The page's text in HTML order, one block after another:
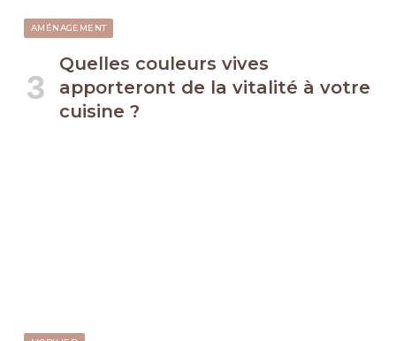
AMÉNAGEMENT
Quelles couleurs vives
apporteront de la vitalité à votre
cuisine ?